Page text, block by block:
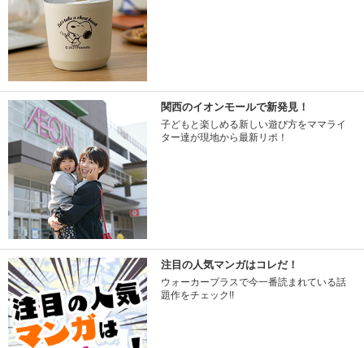
関西のイオンモールで新発見！
子どもと楽しめる新しい遊び方をママライ
ター達が現地から最新リポ！
注目の人気マンガはコレだ！
ウォーカープラスで今一番読まれている話
題作をチェック!!